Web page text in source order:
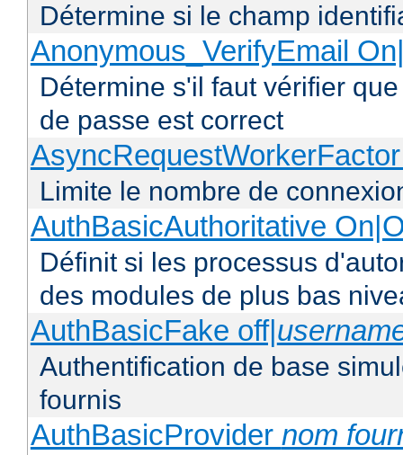
Détermine si le champ
Anonymous_VerifyEmail
Détermine s'il faut vérifier
de passe est correct
Limite le nombre de
AuthBasicAuthoritative
Définit si les processus
des modules de plus bas
AuthBasicFake off|
Authentification de base
fournis
AuthBasicProvider nom